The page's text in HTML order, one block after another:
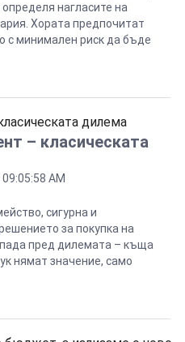
нагласите на
Хората предпочитат
с минимален риск да бъде
наводнение или друг
– класическата
AM
сигурна и
за покупка на
пред дилемата – къща
нямат значение, само
разбира се.